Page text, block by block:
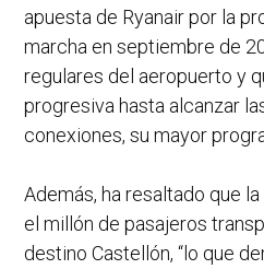
apuesta de Ryanair por la
marcha en septiembre de
regulares del aeropuerto y
progresiva hasta alcanzar
conexiones, su mayor
Además, ha resaltado que
el millón de pasajeros
destino Castellón, “lo que